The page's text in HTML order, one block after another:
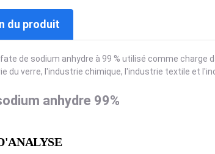
du produit
de sodium anhydre à 99 % utilisé comme
du verre, l'industrie chimique, l'industrie textile et
anhydre 99%